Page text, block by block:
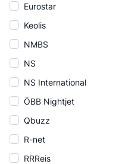
Eurostar
Keolis
NMBS
NS
NS International
ÖBB Nightjet
Qbuzz
R-net
RRReis